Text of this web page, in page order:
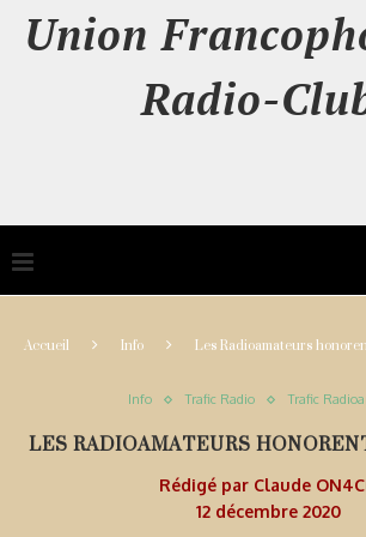
Union
Radio-
Accueil Info Les Radioamateurs
Info Trafic Radio Trafic
LES RADIOAMATEURS
Rédigé par Claude
12 décembre 2020